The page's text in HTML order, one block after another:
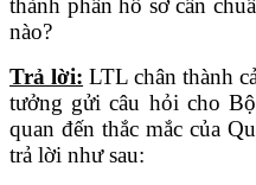
nào?
Trả lời: LTL chân thành
tưởng gửi câu hỏi cho
quan đến thắc mắc của
trả lời như sau: